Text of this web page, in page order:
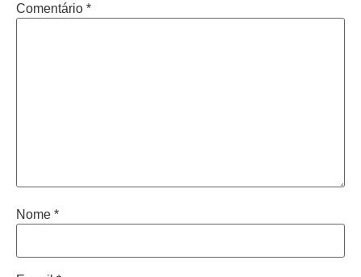
Comentário *
Nome *